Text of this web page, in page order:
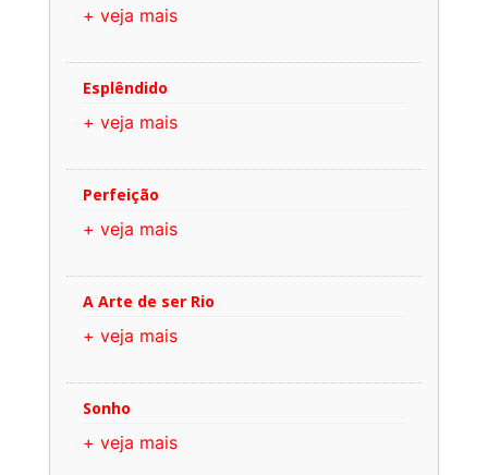
+ veja mais
Esplêndido
+ veja mais
Perfeição
+ veja mais
A Arte de ser Rio
+ veja mais
Sonho
+ veja mais